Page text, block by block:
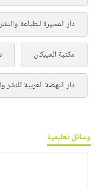
دار المسيرة للطباعة والنشر
مكتبة العبيكان
دار النهضة العربية للنشر
وسائل تعليمية